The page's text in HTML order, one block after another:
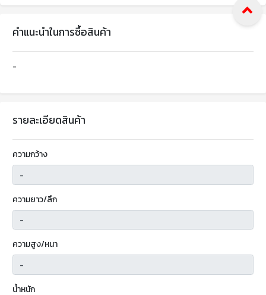
คำแนะนำในการซื้อสินค้า
-
รายละเอียดสินค้า
ความกว้าง
ความยาว/ลึก
ความสูง/หนา
น้ำหนัก